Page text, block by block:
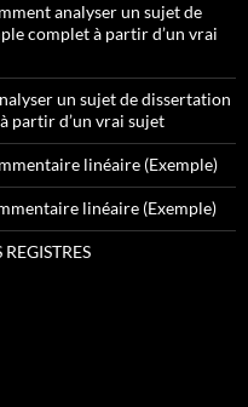
analyser un sujet de
complet à partir d’un vrai
un sujet de dissertation
partir d’un vrai sujet
linéaire (Exemple)
linéaire (Exemple)
REGISTRES